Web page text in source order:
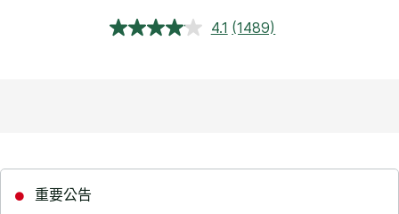
4.1 閱
(1489)
重要公告